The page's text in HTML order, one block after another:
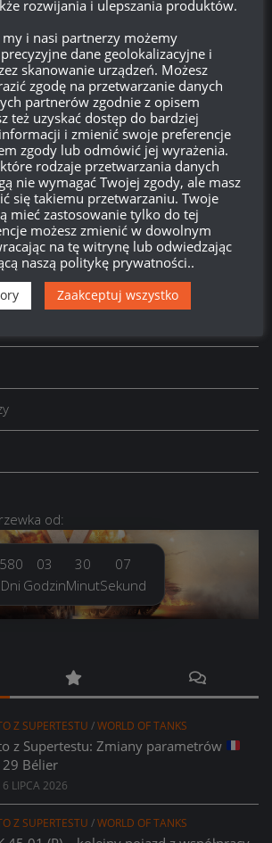
od:
580
Dni
03
Godzin
30
Minut
08
Sekund
Z SUPERTESTU /WORLD OF TANKS
z Supertestu: Zmiany parametrów
Bélier
LIPCA 2026
Z SUPERTESTU /WORLD OF TANKS
rozwijania i ulepszania produktów.
my i nasi partnerzy możemy
dane geolokalizacyjne i
skanowanie urządzeń. Możesz
zgodę na przetwarzanie danych
partnerów zgodnie z opisem
też uzyskać dostęp do bardziej
i zmienić swoje preferencje
zgody lub odmówić jej wyrażenia.
rodzaje przetwarzania danych
nie wymagać Twojej zgody, ale masz
się takiemu przetwarzaniu. Twoje
mieć zastosowanie tylko do tej
możesz zmienić w dowolnym
na tę witrynę lub odwiedzając
naszą politykę prywatności..
Zaakceptuj wszystko